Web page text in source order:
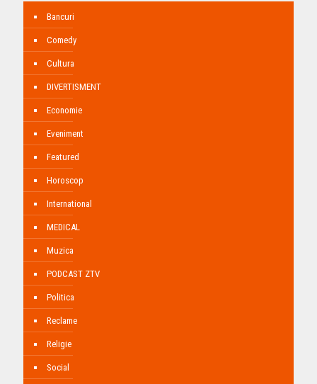
Bancuri
Comedy
Cultura
DIVERTISMENT
Economie
Eveniment
Featured
Horoscop
International
MEDICAL
Muzica
PODCAST ZTV
Politica
Reclame
Religie
Social